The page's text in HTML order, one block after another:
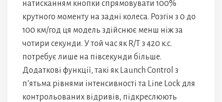
натисканням кнопки спрямовувати 100%
крутного моменту на задні колеса. Розгін з 0 до
100 км/год ця модель здійснює менш ніж за
чотири секунди. У той час як R/T з 420 к.с.
потребує лише на півсекунди більше.
Додаткові функції, такі як Launch Control з
п’ятьма рівнями інтенсивності та Line Lock для
контрольованих відривів, підкреслюють